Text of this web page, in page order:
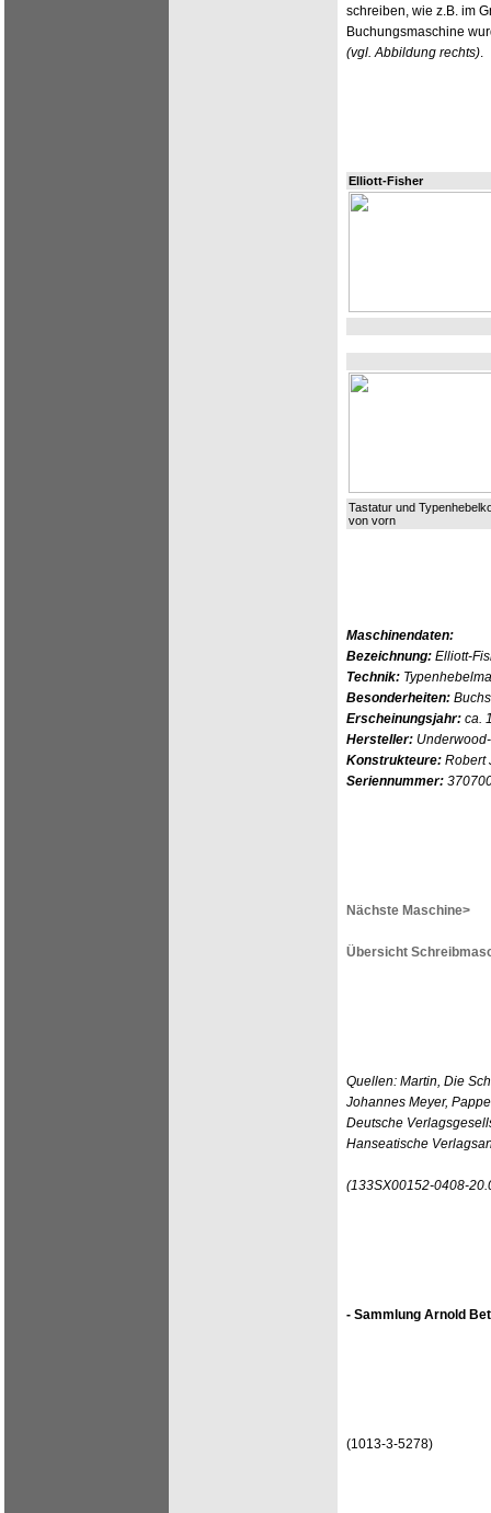
schreiben, wie z.B. im
Buchungsmaschine
(vgl. Abbildung rechts).
Elliott-Fisher
Tastatur und
von vorn
Maschinendaten:
Bezeichnung: Elliott-
Technik:
Besonderheiten:
Erscheinungsjahr: ca.
Hersteller:
Konstrukteure: Robert
Seriennummer:
Nächste Maschine>
Übersicht
Quellen: Martin, Die
Johannes Meyer,
Deutsche
Hanseatische
(133SX00152-0408-
- Sammlung Arnold
(1013-3-5278)